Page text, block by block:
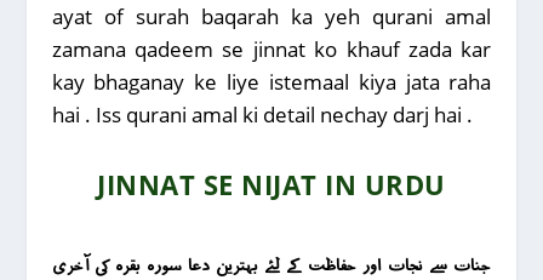
ayat of surah baqarah ka yeh qurani amal
zamana qadeem se jinnat ko khauf zada kar
kay bhaganay ke liye istemaal kiya jata raha
hai . Iss qurani amal ki detail nechay darj hai .
JINNAT SE NIJAT IN URDU
جنات سے نجات اور حفاظت کے لئے بہترین دعا سورہ بقرہ کی آخری